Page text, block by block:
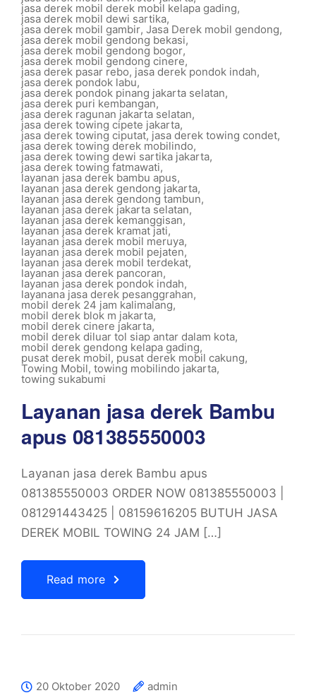
jasa derek mobil derek mobil kelapa gading,
jasa derek mobil dewi sartika,
jasa derek mobil gambir, Jasa Derek mobil gendong,
jasa derek mobil gendong bekasi,
jasa derek mobil gendong bogor,
jasa derek mobil gendong cinere,
jasa derek pasar rebo, jasa derek pondok indah,
jasa derek pondok labu,
jasa derek pondok pinang jakarta selatan,
jasa derek puri kembangan,
jasa derek ragunan jakarta selatan,
jasa derek towing cipete jakarta,
jasa derek towing ciputat, jasa derek towing condet,
jasa derek towing derek mobilindo,
jasa derek towing dewi sartika jakarta,
jasa derek towing fatmawati,
layanan jasa derek bambu apus,
layanan jasa derek gendong jakarta,
layanan jasa derek gendong tambun,
layanan jasa derek jakarta selatan,
layanan jasa derek kemanggisan,
layanan jasa derek kramat jati,
layanan jasa derek mobil meruya,
layanan jasa derek mobil pejaten,
layanan jasa derek mobil terdekat,
layanan jasa derek pancoran,
layanan jasa derek pondok indah,
layanana jasa derek pesanggrahan,
mobil derek 24 jam kalimalang,
mobil derek blok m jakarta,
mobil derek cinere jakarta,
mobil derek diluar tol siap antar dalam kota,
mobil derek gendong kelapa gading,
pusat derek mobil, pusat derek mobil cakung,
Towing Mobil, towing mobilindo jakarta,
towing sukabumi
Layanan jasa derek Bambu
apus 081385550003
Layanan jasa derek Bambu apus
081385550003 ORDER NOW 081385550003 |
081291443425 | 08159616205 BUTUH JASA
DEREK MOBIL TOWING 24 JAM […]
Read more
20 Oktober 2020
admin